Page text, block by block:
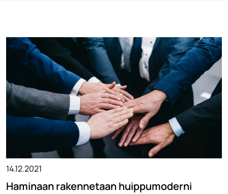
14.12.2021
Haminaan rakennetaan huippumoderni